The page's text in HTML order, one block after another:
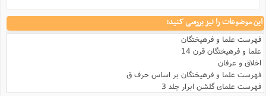
این موضوعات را نیز بررسی کنید:
فهرست علما و فرهیختگان
علما و فرهیختگان قرن 14
اخلاق و عرفان
فهرست علما و فرهیختگان بر اساس حرف ق
فهرست علمای گلشن ابرار جلد 3